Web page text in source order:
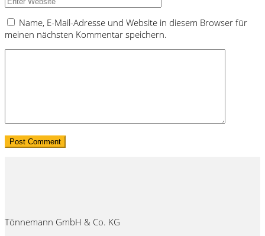
Name, E-Mail-Adresse und Website in diesem Browser für
meinen nächsten Kommentar speichern.
Tönnemann GmbH & Co. KG